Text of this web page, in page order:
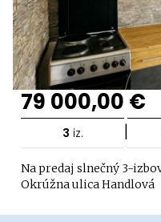
79 000,00 €
3 iz. |
Na predaj slnečný 3-
Okrúžna ulica Handlová